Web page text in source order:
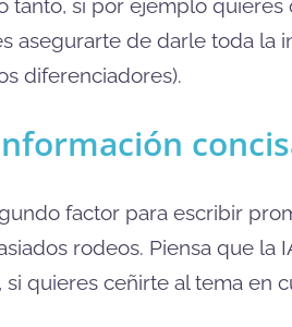
tanto, si por ejemplo
asegurarte de darle toda la
diferenciadores).
factor para escribir
rodeos. Piensa que la
si quieres ceñirte al tema en